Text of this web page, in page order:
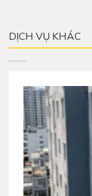
DỊCH VỤ KHÁC